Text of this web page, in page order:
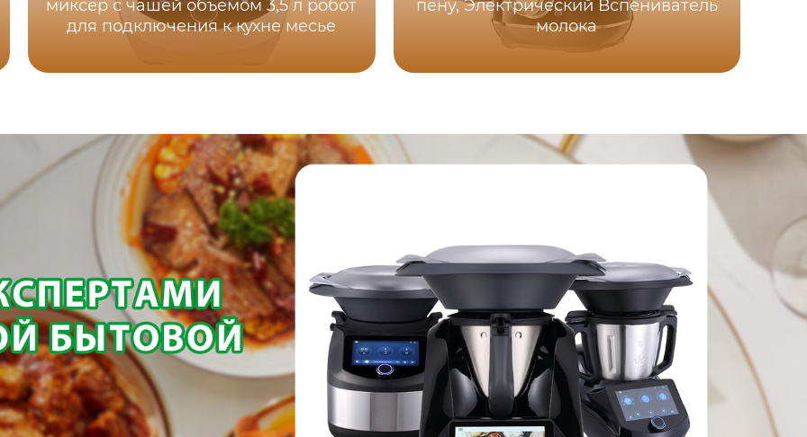
миксер с чашей объемом 3,5 л робот
для подключения к кухне месье
пену, Электрический Вспениватель
молока